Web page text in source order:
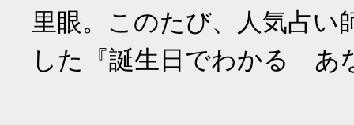
里眼。このたび、人気占い
した『誕生日でわかる あ